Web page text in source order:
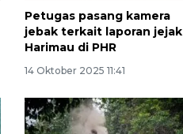
Petugas pasang kamera
jebak terkait laporan jejak
Harimau di PHR
14 Oktober 2025 11:41